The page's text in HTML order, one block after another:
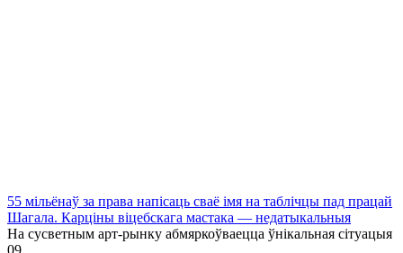
55 мільёнаў за права напісаць сваё імя на таблічцы пад працай
Шагала. Карціны віцебскага мастака — недатыкальныя
На сусветным арт-рынку абмяркоўваецца ўнікальная сітуацыя
09